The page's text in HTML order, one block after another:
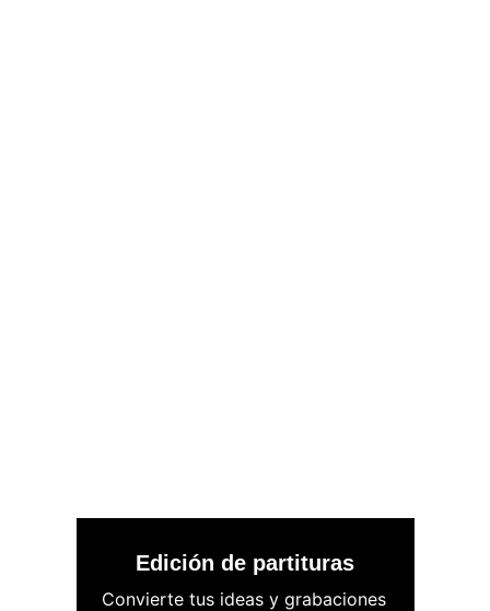
Edición de partituras
Convierte tus ideas y grabaciones